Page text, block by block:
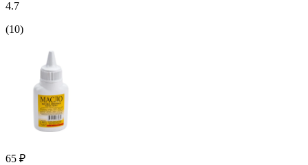
4.7
(10)
65 ₽